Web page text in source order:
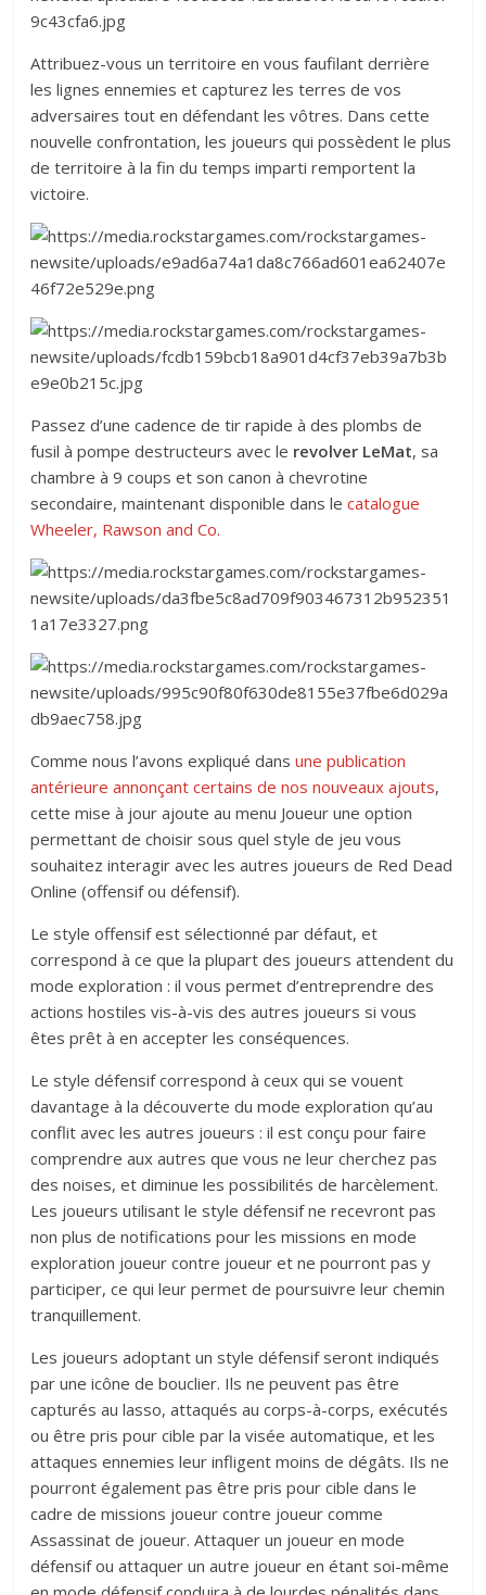
Attribuez-vous un territoire en vous faufilant derrière
les lignes ennemies et capturez les terres de vos
adversaires tout en défendant les vôtres. Dans cette
nouvelle confrontation, les joueurs qui possèdent le plus
de territoire à la fin du temps imparti remportent la
victoire.
Passez d’une cadence de tir rapide à des plombs de
fusil à pompe destructeurs avec le revolver LeMat, sa
chambre à 9 coups et son canon à chevrotine
secondaire, maintenant disponible dans lecatalogue
Wheeler, Rawson and Co.
Comme nous l’avons expliqué dansune publication
antérieure annonçant certains de nos nouveaux ajouts,
cette mise à jour ajoute au menu Joueur une option
permettant de choisir sous quel style de jeu vous
souhaitez interagir avec les autres joueurs de Red Dead
Online (offensif ou défensif).
Le style offensif est sélectionné par défaut, et
correspond à ce que la plupart des joueurs attendent du
mode exploration : il vous permet d’entreprendre des
actions hostiles vis-à-vis des autres joueurs si vous
êtes prêt à en accepter les conséquences.
Le style défensif correspond à ceux qui se vouent
davantage à la découverte du mode exploration qu’au
conflit avec les autres joueurs : il est conçu pour faire
comprendre aux autres que vous ne leur cherchez pas
des noises, et diminue les possibilités de harcèlement.
Les joueurs utilisant le style défensif ne recevront pas
non plus de notifications pour les missions en mode
exploration joueur contre joueur et ne pourront pas y
participer, ce qui leur permet de poursuivre leur chemin
tranquillement.
Les joueurs adoptant un style défensif seront indiqués
par une icône de bouclier. Ils ne peuvent pas être
capturés au lasso, attaqués au corps-à-corps, exécutés
ou être pris pour cible par la visée automatique, et les
attaques ennemies leur infligent moins de dégâts. Ils ne
pourront également pas être pris pour cible dans le
cadre de missions joueur contre joueur comme
Assassinat de joueur. Attaquer un joueur en mode
défensif ou attaquer un autre joueur en étant soi-même